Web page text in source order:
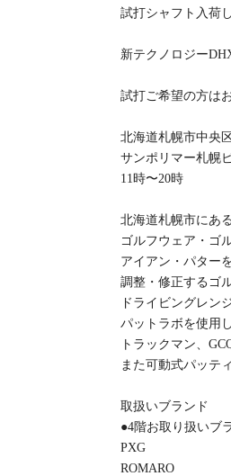
試打シャフト入荷
新テクノロジー
試打ご希望の方は
北海道札幌市中央
サンポリマー札幌
11時〜20時
北海道札幌市にあ
ゴルフウェア・ゴ
アイアン・パター
調整・修正するゴ
ドライビングレン
パットラボを使用
トラックマン、
また可動式パッテ
取扱いブランド
●4階お取り扱いブ
PXG
ROMARO